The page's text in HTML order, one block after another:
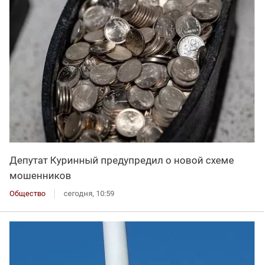
Депутат Куринный предупредил о новой схеме
мошенников
Общество сегодня, 10:59